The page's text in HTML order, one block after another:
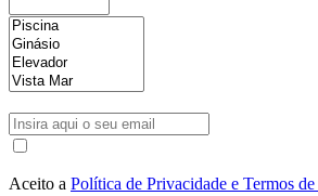
Aceito a Política de Privacidade e Termos